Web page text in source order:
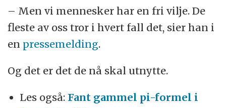
– Men vi mennesker har en fri vilje. De
fleste av oss tror i hvert fall det, sier han i
en pressemelding.
Og det er det de nå skal utnytte.
Les også:Fant gammel pi-formel i